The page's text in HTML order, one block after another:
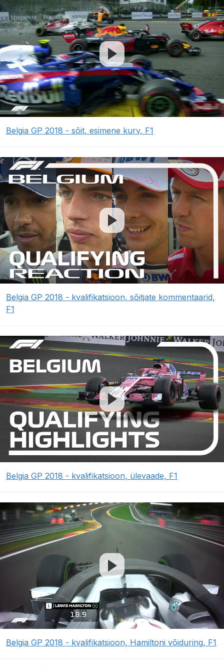
Belgia GP 2018 - sõit, esimene kurv, F1
Belgia GP 2018 - kvalifikatsioon, sõitjate kommentaarid,
F1
Belgia GP 2018 - kvalifikatsioon, ülevaade, F1
Belgia GP 2018 - kvalifikatsioon, Hamiltoni võiduring, F1